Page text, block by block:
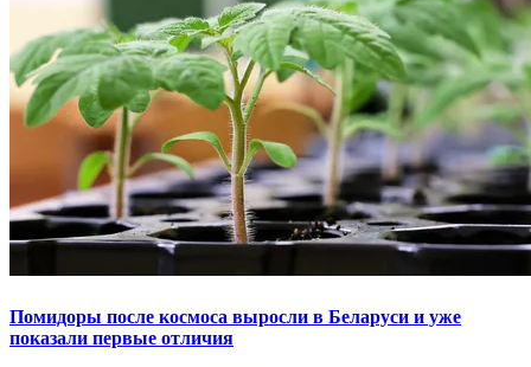
Помидоры после космоса выросли в Беларуси и уже
показали первые отличия